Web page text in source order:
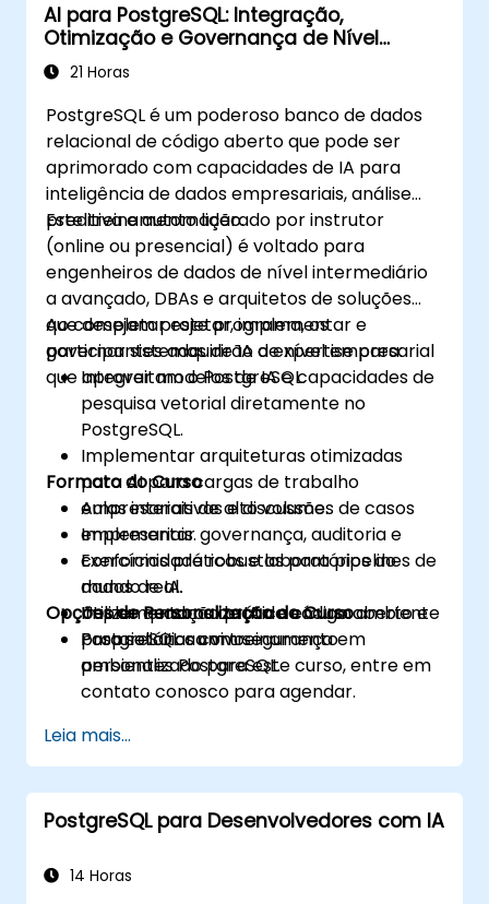
AI para PostgreSQL: Integração,
Otimização e Governança de Nível
Empresarial
21 Horas
PostgreSQL é um poderoso banco de dados
relacional de código aberto que pode ser
aprimorado com capacidades de IA para
inteligência de dados empresariais, análise
preditiva e automação.
Este treinamento liderado por instrutor
(online ou presencial) é voltado para
engenheiros de dados de nível intermediário
a avançado, DBAs e arquitetos de soluções
que desejam projetar, implementar e
governar sistemas de IA de nível empresarial
que aproveitam o PostgreSQL.
Ao completar este programa, os
participantes adquirirão a expertise para:
Integrar modelos de IA e capacidades de
pesquisa vetorial diretamente no
PostgreSQL.
Implementar arquiteturas otimizadas
para AI para cargas de trabalho
empresariais de alto volume.
Implementar governança, auditoria e
conformidade robustas para pipelines de
dados de IA.
Utilizar quadros de IA de código aberto e
proprietários com segurança em
ambientes PostgreSQL.
Formato do Curso
Aulas interativas e discussões de casos
empresariais.
Exercícios práticos e laboratórios do
mundo real.
Implementação prática em um ambiente
PostgreSQL ao vivo.
Opções de Personalização do Curso
Para solicitar um treinamento
personalizado para este curso, entre em
contato conosco para agendar.
Leia mais...
PostgreSQL para Desenvolvedores com IA
14 Horas